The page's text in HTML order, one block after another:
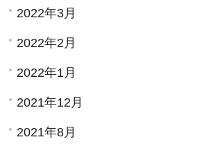
2022年3月
2022年2月
2022年1月
2021年12月
2021年8月